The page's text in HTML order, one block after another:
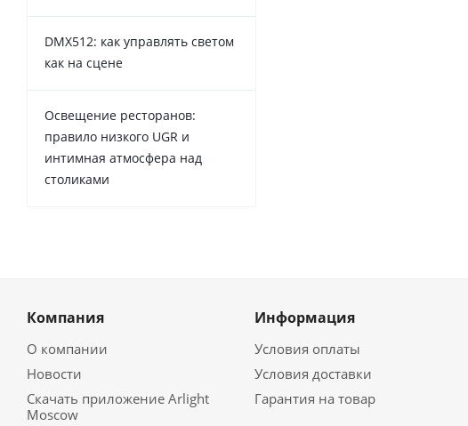
DMX512: как управлять светом
как на сцене
Освещение ресторанов:
правило низкого UGR и
интимная атмосфера над
столиками
Компания
О компании
Новости
Скачать приложение Arlight
Moscow
Информация
Условия оплаты
Условия доставки
Гарантия на товар